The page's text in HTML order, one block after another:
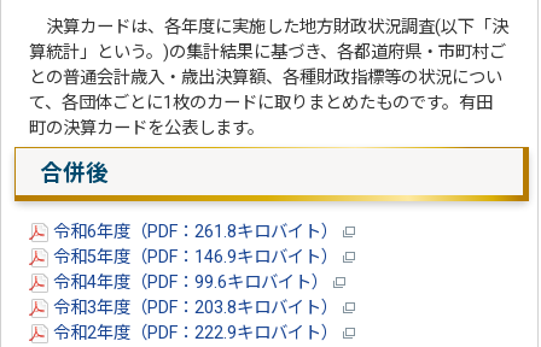
決算カードは、各年度に実施した地方財政状況調査(以下「決
算統計」という。)の集計結果に基づき、各都道府県・市町村ご
との普通会計歳入・歳出決算額、各種財政指標等の状況につい
て、各団体ごとに1枚のカードに取りまとめたものです。有田
町の決算カードを公表します。
合併後
令和6年度（PDF：261.8キロバイト）
令和5年度（PDF：146.9キロバイト）
令和4年度（PDF：99.6キロバイト）
令和3年度（PDF：203.8キロバイト）
令和2年度（PDF：222.9キロバイト）